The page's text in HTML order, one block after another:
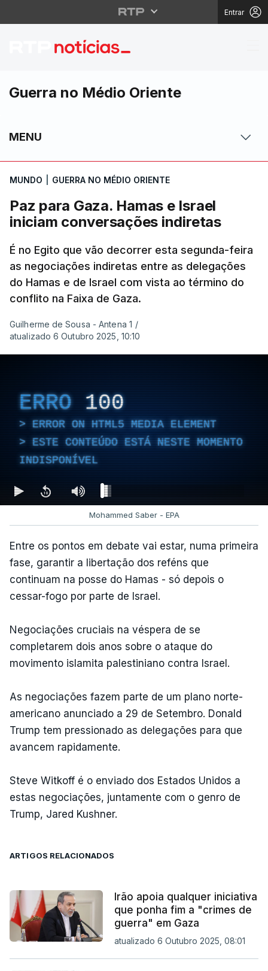
Entrar
Paz para Gaza.
Guerra no Médio Oriente
MENU
MUNDO GUERRA NO MÉDIO ORIENTE
Paz para Gaza. Hamas e Israel
iniciam conversações indiretas
É no Egito que vão decorrer esta segunda-feira
as negociações indiretas entre as delegações
do Hamas e de Israel com vista ao término do
conflito na Faixa de Gaza.
Guilherme de Sousa - Antena 1 /
atualizado 6 Outubro 2025, 10:10
ERRO 100
ERROR ON HTML5 MEDIA ELEMENT
ESTE CONTEÚDO ESTÁ NESTE MOMENTO
INDISPONÍVEL
Mohammed Saber - EPA
Entre os pontos em debate vai estar, numa primeira
fase, garantir a libertação dos reféns que
continuam na posse do Hamas - só depois o
cessar-fogo por parte de Israel.
Negociações cruciais na véspera de se
completarem dois anos sobre o ataque do
movimento islamita palestiniano contra Israel.
As negociações fazem parte de um plano norte-
americano anunciado a 29 de Setembro. Donald
Trump tem pressionado as delegações para que
avancem rapidamente.
Steve Witkoff é o enviado dos Estados Unidos a
estas negociações, juntamente com o genro de
Trump, Jared Kushner.
ARTIGOS RELACIONADOS
Irão apoia qualquer iniciativa
que ponha fim a "crimes de
guerra" em Gaza
atualizado 6 Outubro 2025, 08:01